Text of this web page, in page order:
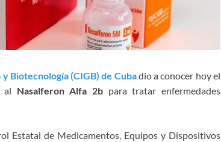
Biotecnología (CIGB) de Cubadio a conocer hoy el
al Nasalferon Alfa 2b para tratar enfermedades
Estatal de Medicamentos, Equipos y Dispositivos